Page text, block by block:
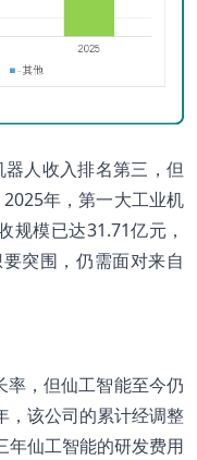
人收入排名第三，但
年，第一大工业机
规模已达31.71亿元，
突围，仍需面对来自
率，但仙工智能至今仍
，该公司的累计经调整
年仙工智能的研发费用